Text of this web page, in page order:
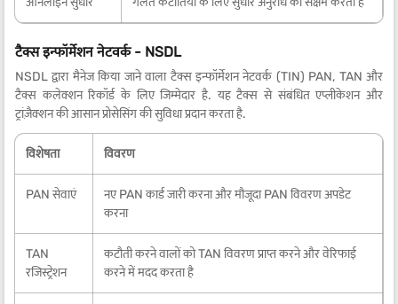
टैक्स इन्फॉर्मेशन नेटवर्क - NSDL
NSDL द्वारा मैनेज किया जाने वाला टैक्स इन्फॉर्मेशन नेटवर्क (TIN) PAN, TAN और
टैक्स कलेक्शन रिकॉर्ड के लिए जिम्मेदार है. यह टैक्स से संबंधित एप्लीकेशन और
ट्रांज़ैक्शन की आसान प्रोसेसिंग की सुविधा प्रदान करता है.
विशेषता विवरण
PAN सेवाएं
नए PAN कार्ड जारी करना और मौजूदा PAN विवरण अपडेट
करना
TAN
रजिस्ट्रेशन
कटौती करने वालों को TAN विवरण प्राप्त करने और वेरिफाई
करने में मदद करता है